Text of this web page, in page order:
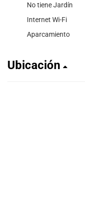
No tiene Jardín
Internet Wi-Fi
Aparcamiento
Ubicación